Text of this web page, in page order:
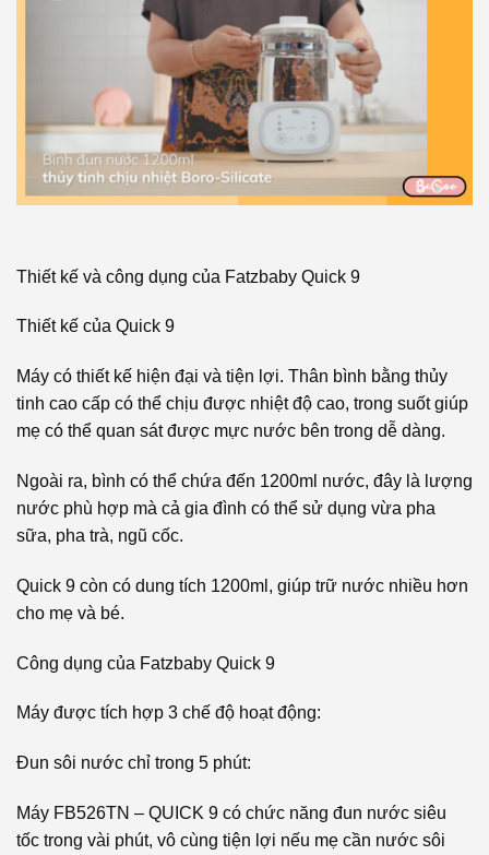
Thiết kế và công dụng của Fatzbaby Quick 9
Thiết kế của Quick 9
Máy có thiết kế hiện đại và tiện lợi. Thân bình bằng thủy
tinh cao cấp có thể chịu được nhiệt độ cao, trong suốt giúp
mẹ có thể quan sát được mực nước bên trong dễ dàng.
Ngoài ra, bình có thể chứa đến 1200ml nước, đây là lượng
nước phù hợp mà cả gia đình có thể sử dụng vừa pha
sữa, pha trà, ngũ cốc.
Quick 9 còn có dung tích 1200ml, giúp trữ nước nhiều hơn
cho mẹ và bé.
Công dụng của Fatzbaby Quick 9
Máy được tích hợp 3 chế độ hoạt động:
Đun sôi nước chỉ trong 5 phút:
Máy FB526TN – QUICK 9 có chức năng đun nước siêu
tốc trong vài phút, vô cùng tiện lợi nếu mẹ cần nước sôi